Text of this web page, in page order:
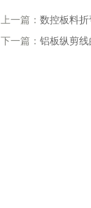
上一篇： 数控板料
下一篇： 铝板纵剪